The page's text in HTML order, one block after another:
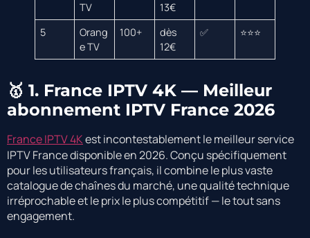
TV
13€
5
Orang
e TV
100+
dès
12€
✅ ⭐⭐⭐
🥇 1. France IPTV 4K — Meilleur
abonnement IPTV France 2026
France IPTV 4Kest incontestablement le meilleur service
IPTV France disponible en 2026. Conçu spécifiquement
pour les utilisateurs français, il combine le plus vaste
catalogue de chaînes du marché, une qualité technique
irréprochable et le prix le plus compétitif — le tout sans
engagement.